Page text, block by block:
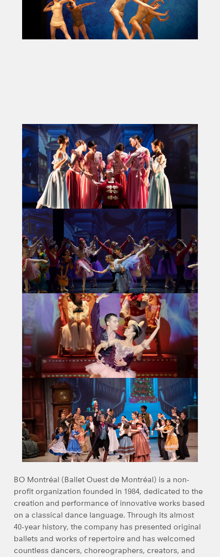
BO Montréal (Ballet Ouest de Montréal) is a non-
profit organization founded in 1984, dedicated to the
creation and performance of innovative works based
on a classical dance language. Through its almost
40-year history, the company has presented original
ballets and works of repertoire and has welcomed
countless dancers, choreographers, creators, and